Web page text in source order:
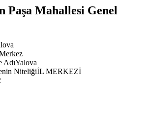
Paşa Mahallesi Genel
AdıYalova
NiteliğiİL MERKEZİ